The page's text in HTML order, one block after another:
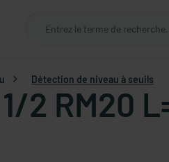
Détection de niveau à seuils
2 RM20